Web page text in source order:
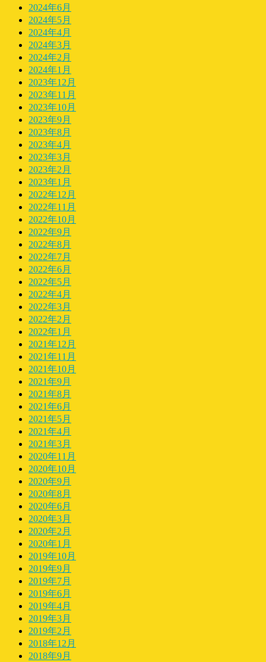
2024年6月
2024年5月
2024年4月
2024年3月
2024年2月
2024年1月
2023年12月
2023年11月
2023年10月
2023年9月
2023年8月
2023年4月
2023年3月
2023年2月
2023年1月
2022年12月
2022年11月
2022年10月
2022年9月
2022年8月
2022年7月
2022年6月
2022年5月
2022年4月
2022年3月
2022年2月
2022年1月
2021年12月
2021年11月
2021年10月
2021年9月
2021年8月
2021年6月
2021年5月
2021年4月
2021年3月
2020年11月
2020年10月
2020年9月
2020年8月
2020年6月
2020年3月
2020年2月
2020年1月
2019年10月
2019年9月
2019年7月
2019年6月
2019年4月
2019年3月
2019年2月
2018年12月
2018年9月